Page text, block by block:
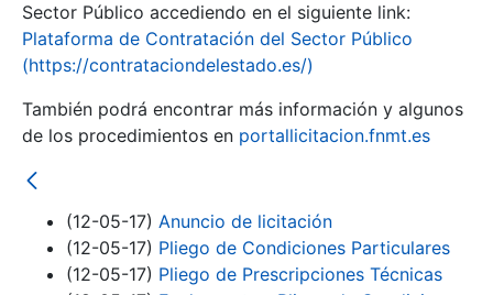
Erakutsi/Ezkutatu
Sector Público accediendo en el siguiente link:
Plataforma de Contratación del Sector Público
(https://contrataciondelestado.es/)
También podrá encontrar más información y algunos
de los procedimientos en portallicitacion.fnmt.es
(12-05-17) Anuncio de licitación
(12-05-17) Pliego de Condiciones Particulares
(12-05-17) Pliego de Prescripciones Técnicas